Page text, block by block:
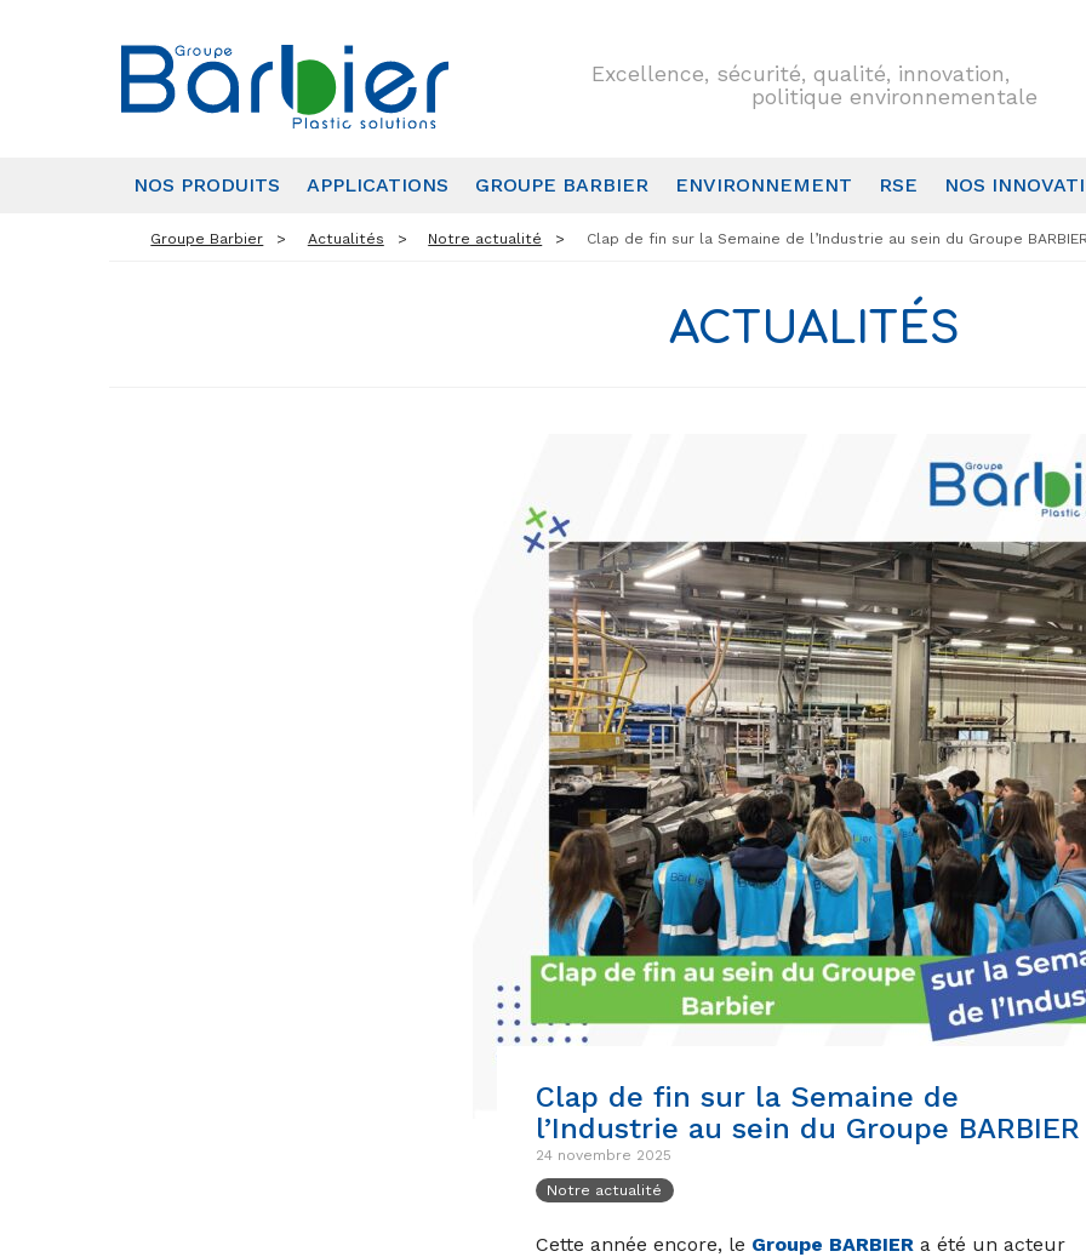
Excellence, sécurité, qualité, innovation,
politique environnementale
NOS PRODUITS APPLICATIONS GROUPE BARBIER ENVIRONNEMENT RSE NOS
Groupe Barbier Actualités Notre actualité Clap de fin sur la Semaine de l’Industrie au sein du Groupe
ACTUALITÉS
Clap de fin sur la Semaine de
l’Industrie au sein du Groupe BARBIER
24 novembre 2025
Notre actualité
Cette année encore, le Groupe BARBIERa été un acteur